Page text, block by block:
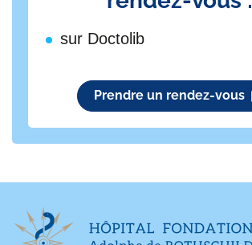
sur Doctolib
Prendre un rendez-vous